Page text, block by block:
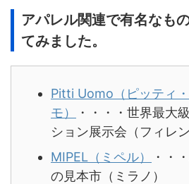
アパレル関連で有名なも
てみました。
Pitti Uomo（ピッティ
モ）
・・・・世界最大
ション展示会（フィレン
MIPEL（ミペル）
・・
の見本市（ミラノ）